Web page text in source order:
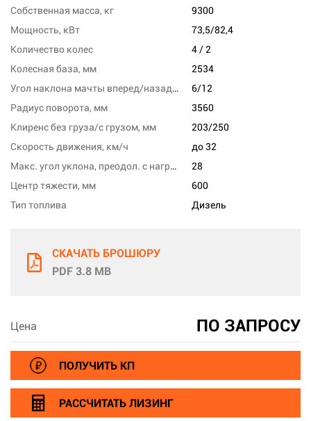
Собственная масса, кг
9300
Мощность, кВт
73,5/82,4
Количество колес
4 / 2
Колесная база, мм
2534
Угол наклона мачты вперед/назад, град
6/12
Радиус поворота, мм
3560
Клиренс без груза/с грузом, мм
203/250
Скорость движения, км/ч
до 32
Макс. угол уклона, преодол. с нагрузкой, %
28
Центр тяжести, мм
600
Тип топлива
Дизель
СКАЧАТЬ БРОШЮРУ
PDF 3.8 MB
Цена ПО ЗАПРОСУ
ПОЛУЧИТЬ КП
РАССЧИТАТЬ ЛИЗИНГ